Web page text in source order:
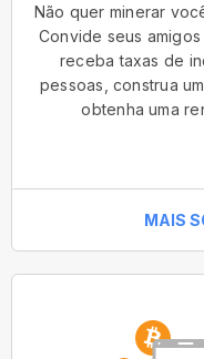
Não quer minerar
Convide seus
receba taxas de
pessoas, construa
obtenha uma
MAIS